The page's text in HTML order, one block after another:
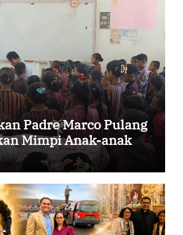
Padre Marco Pulang
Mimpi Anak-anak